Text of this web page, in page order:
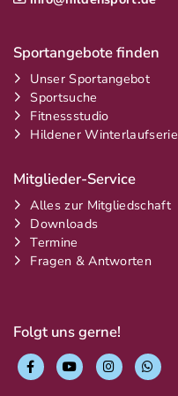
Sportangebote finden
Unser Sportangebot
Sportsuche
Fitnessstudio
Hildener Winterlaufserie
Mitglieder-Service
Alles zur Mitgliedschaft
Downloads
Termine
Fragen & Antworten
Folgt uns gerne!